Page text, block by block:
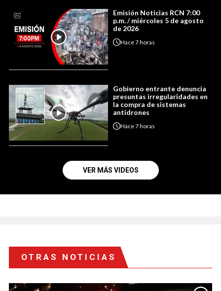
Emisión Noticias RCN 7:00
p.m. / miércoles 5 de agosto
de 2026
Hace7 horas
Gobierno entrante denuncia
presuntas irregularidades en
la compra de sistemas
antidrones
Hace7 horas
VER MÁS VIDEOS
OTRAS NOTICIAS